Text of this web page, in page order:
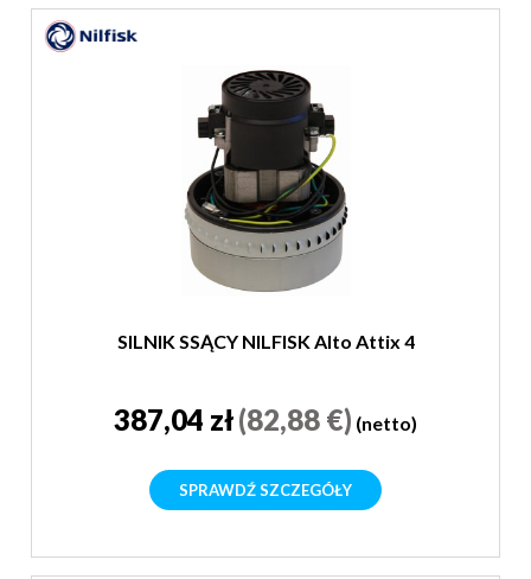
SILNIK SSĄCY NILFISK Alto Attix 4
387,04 zł(82,88 €) (netto)
SPRAWDŹ SZCZEGÓŁY